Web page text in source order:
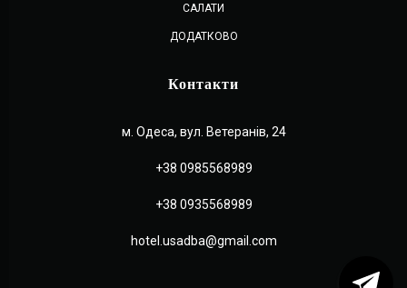
САЛАТИ
ДОДАТКОВО
Контакти
м. Одеса, вул. Ветеранів, 24
+38 0985568989
+38 0935568989
hotel.usadba@gmail.com